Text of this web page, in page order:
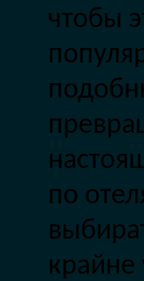
чтобы
по
крайне